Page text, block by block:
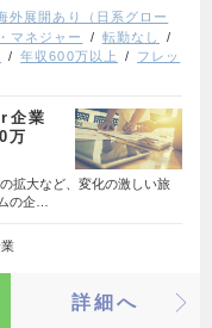
外展開あり（日系グロー
マネジャー
転勤なし
年収600万以上
フレッ
企業
万
拡大など、変化の激しい旅
の企…
詳細へ